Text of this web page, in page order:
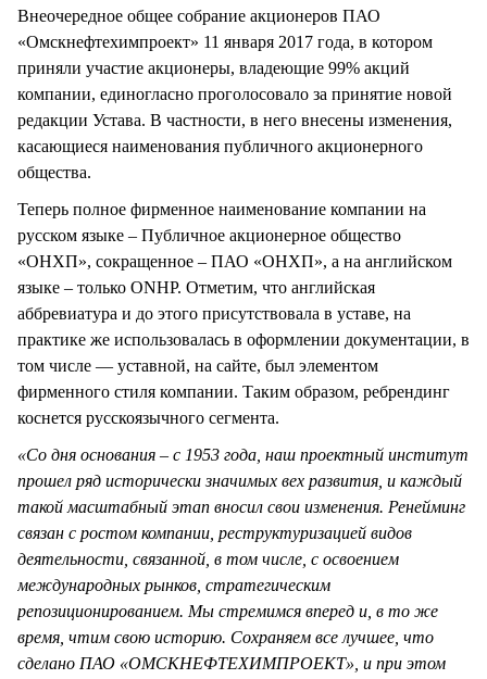
Внеочередное общее собрание акционеров ПАО
«Омскнефтехимпроект» 11 января 2017 года, в котором
приняли участие акционеры, владеющие 99% акций
компании, единогласно проголосовало за принятие новой
редакции Устава. В частности, в него внесены изменения,
касающиеся наименования публичного акционерного
общества.
Теперь полное фирменное наименование компании на
русском языке – Публичное акционерное общество
«ОНХП», сокращенное – ПАО «ОНХП», а на английском
языке – только ONHP. Отметим, что английская
аббревиатура и до этого присутствовала в уставе, на
практике же использовалась в оформлении документации, в
том числе — уставной, на сайте, был элементом
фирменного стиля компании. Таким образом, ребрендинг
коснется русскоязычного сегмента.
«Со дня основания – с 1953 года, наш проектный институт
прошел ряд исторически значимых вех развития, и каждый
такой масштабный этап вносил свои изменения. Ренейминг
связан с ростом компании, реструктуризацией видов
деятельности, связанной, в том числе, с освоением
международных рынков, стратегическим
репозиционированием. Мы стремимся вперед и, в то же
время, чтим свою историю. Сохраняем все лучшее, что
сделано ПАО «ОМСКНЕФТЕХИМПРОЕКТ», и при этом